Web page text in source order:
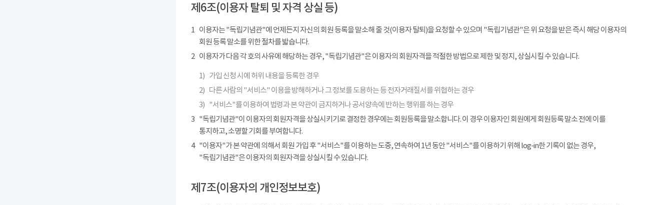
제6조(이용자 탈퇴 및 자격 상실 등)
1 이용자는 "독립기념관"에 언제든지 자신의 회원 등록을 말소해 줄 것(이용자 탈퇴)을 요청할 수 있으며 "독립기념관"은 위 요청을 받은 즉시 해당 이용자의
회원 등록 말소를 위한 절차를 밟습니다.
2 이용자가 다음 각 호의 사유에 해당하는 경우, "독립기념관"은 이용자의 회원자격을 적절한 방법으로 제한 및 정지, 상실시킬 수 있습니다.
1) 가입 신청 시에 허위 내용을 등록한 경우
2) 다른 사람의 "서비스" 이용을 방해하거나 그 정보를 도용하는 등 전자거래질서를 위협하는 경우
3) "서비스"를 이용하여 법령과 본 약관이 금지하거나 공서양속에 반하는 행위를 하는 경우
3 "독립기념관"이 이용자의 회원자격을 상실시키기로 결정한 경우에는 회원등록을 말소합니다. 이 경우 이용자인 회원에게 회원등록 말소 전에 이를
통지하고, 소명할 기회를 부여합니다.
4
"이용자"가 본 약관에 의해서 회원 가입 후 "서비스"를 이용하는 도중, 연속하여 1년 동안 "서비스"를 이용하기 위해 log-in한 기록이 없는 경우,
"독립기념관"은 이용자의 회원자격을 상실시킬 수 있습니다.
제7조(이용자의 개인정보보호)